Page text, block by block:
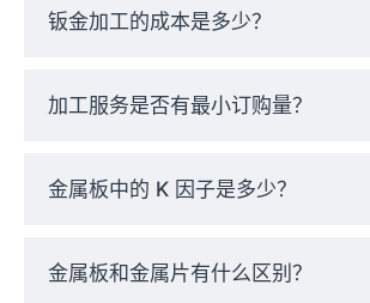
切割、冲孔和焊接可能会留下痕迹或毛
次加工，从而增加了交货时间和成本。.
钣金加工的成本是多少？
加工服务是否有最小订购量？
金属板中的 K 因子是多少？
金属板和金属片有什么区别？